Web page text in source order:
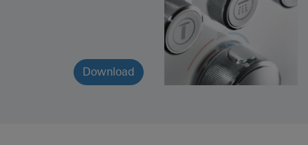
Download